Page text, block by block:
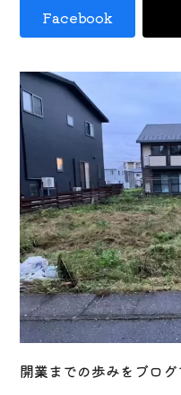
Facebook
開業までの歩みをブログ